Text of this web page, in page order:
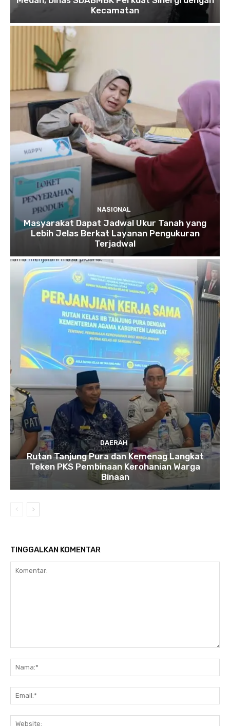
Kecamatan
NASIONAL
Masyarakat Dapat Jadwal Ukur Tanah yang
Lebih Jelas Berkat Layanan Pengukuran
Terjadwal
DAERAH
Rutan Tanjung Pura dan Kemenag Langkat
Teken PKS Pembinaan Kerohanian Warga
Binaan
TINGGALKAN KOMENTAR